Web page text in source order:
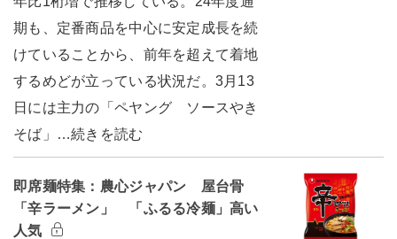
期も、定番商品を中心に安定成長を続
けていることから、前年を超えて着地
するめどが立っている状況だ。3月13
日には主力の「ペヤング ソースやき
そば」…続きを読む
即席麺特集：農心ジャパン 屋台骨
「辛ラーメン」 「ふるる冷麺」高い
人気